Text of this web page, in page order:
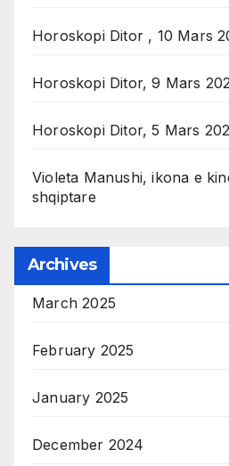
Horoskopi Ditor , 10 Mars
Horoskopi Ditor, 9 Mars
Horoskopi Ditor, 5 Mars
Violeta Manushi, ikona e
shqiptare
Archives
March 2025
February 2025
January 2025
December 2024